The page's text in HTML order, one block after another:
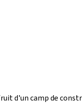
d'un camp de